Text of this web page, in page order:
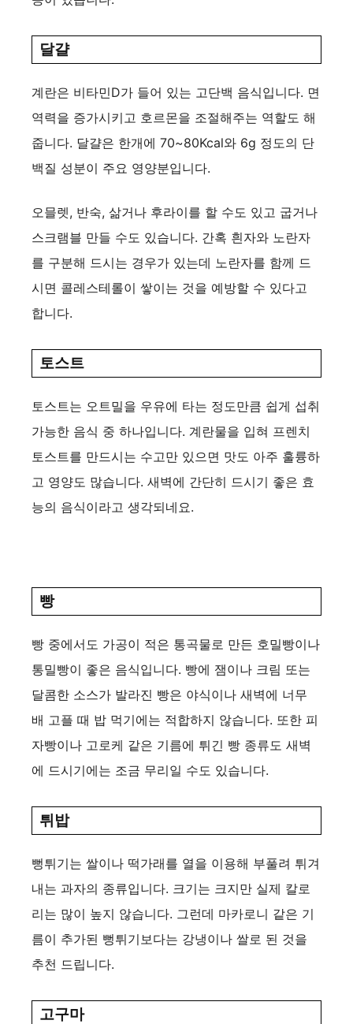
달걀
계란은 비타민D가 들어 있는 고단백 음식입니다. 면
역력을 증가시키고 호르몬을 조절해주는 역할도 해
줍니다. 달걀은 한개에 70~80Kcal와 6g 정도의 단
백질 성분이 주요 영양분입니다.
오믈렛, 반숙, 삶거나 후라이를 할 수도 있고 굽거나
스크램블 만들 수도 있습니다. 간혹 흰자와 노란자
를 구분해 드시는 경우가 있는데 노란자를 함께 드
시면 콜레스테롤이 쌓이는 것을 예방할 수 있다고
합니다.
토스트
토스트는 오트밀을 우유에 타는 정도만큼 쉽게 섭취
가능한 음식 중 하나입니다. 계란물을 입혀 프렌치
토스트를 만드시는 수고만 있으면 맛도 아주 훌륭하
고 영양도 많습니다. 새벽에 간단히 드시기 좋은 효
능의 음식이라고 생각되네요.
빵
빵 중에서도 가공이 적은 통곡물로 만든 호밀빵이나
통밀빵이 좋은 음식입니다. 빵에 잼이나 크림 또는
달콤한 소스가 발라진 빵은 야식이나 새벽에 너무
배 고플 때 밥 먹기에는 적합하지 않습니다. 또한 피
자빵이나 고로케 같은 기름에 튀긴 빵 종류도 새벽
에 드시기에는 조금 무리일 수도 있습니다.
튀밥
뻥튀기는 쌀이나 떡가래를 열을 이용해 부풀려 튀겨
내는 과자의 종류입니다. 크기는 크지만 실제 칼로
리는 많이 높지 않습니다. 그런데 마카로니 같은 기
름이 추가된 뻥튀기보다는 강냉이나 쌀로 된 것을
추천 드립니다.
고구마